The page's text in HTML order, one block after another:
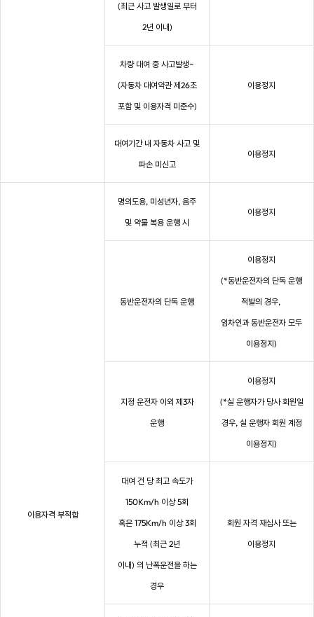
(최근 사고 발생일로 부터
2년 이내)
차량 대여 중 사고발생~
(자동차 대여약관 제26조
포함 및 이용자격 미준수)
이용정지
대여기간 내 자동차 사고 및
파손 미신고
이용정지
이용자격 부적합
명의도용, 미성년자, 음주
및 약물 복용 운행 시
이용정지
동반운전자의 단독 운행
이용정지
(*동반운전자의 단독 운행
적발의 경우,
임차인과 동반운전자 모두
이용정지)
지정 운전자 이외 제3자
운행
이용정지
(*실 운행자가 당사 회원일
경우, 실 운행자 회원 계정
이용정지)
대여 건 당 최고 속도가
150Km/h 이상 5회
혹은 175Km/h 이상 3회
누적 (최근 2년
이내) 의 난폭운전을 하는
경우
회원 자격 재심사 또는
이용정지